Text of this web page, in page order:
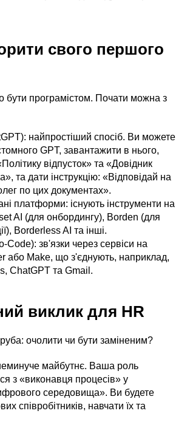
свого першого
бути програмістом. Почати можна з
найпростіший спосіб. Ви можете
GPT, завантажити в нього,
відпусток» та «Довідник
та дати інструкцію: «Відповідай на
по цих документах».
платформи: існують інструменти на
AI (для онбордингу), Borden (для
Borderless AI та інші.
Code): зв'язки через сервіси на
або Make, що з'єднують, наприклад,
ChatGPT та Gmail.
виклик для HR
очолити чи бути заміненим?
майбутнє. Ваша роль
з «виконавця процесів» у
середовища». Ви будете
співробітників, навчати їх та